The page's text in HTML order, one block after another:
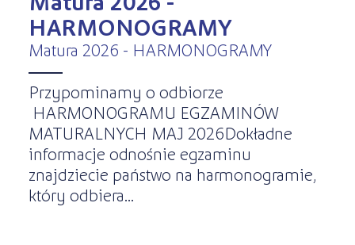
HARMONOGRAMY
Matura 2026 - HARMONOGRAMY
Przypominamy o odbiorze
HARMONOGRAMU EGZAMINÓW
MATURALNYCH MAJ 2026Dokładne
informacje odnośnie egzaminu
znajdziecie państwo na harmonogramie,
który odbiera...